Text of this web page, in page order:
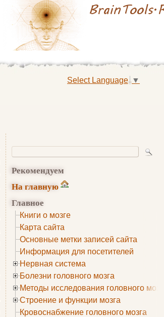
Select Language ▼
Рекомендуем
На главную
Главное
Книги о мозге
Карта сайта
Основные метки записей сайта
Информация для посетителей
Нервная система
Болезни головного мозга
Методы исследования головного мозга
Строение и функции мозга
Кровоснабжение головного мозга